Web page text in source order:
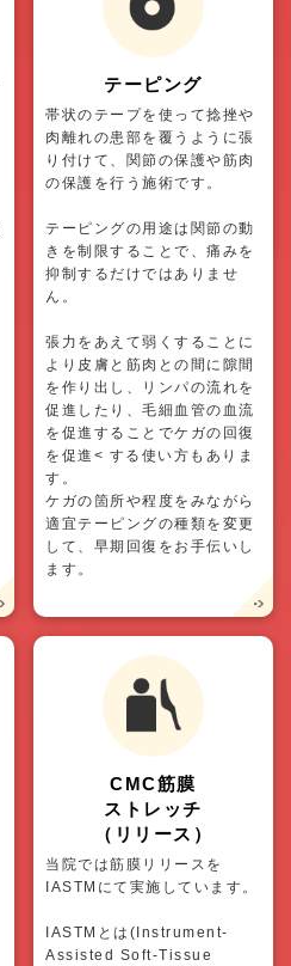
テーピング
帯状のテープを使って捻挫や
肉離れの患部を覆うように張
り付けて、関節の保護や筋肉
の保護を行う施術です。
テーピングの用途は関節の動
きを制限することで、痛みを
抑制するだけではありませ
ん。
張力をあえて弱くすることに
より皮膚と筋肉との間に隙間
を作り出し、リンパの流れを
促進したり、毛細血管の血流
を促進することでケガの回復
を促進< する使い方もありま
す。
ケガの箇所や程度をみながら
適宜テーピングの種類を変更
して、早期回復をお手伝いし
ます。
CMC筋膜
ストレッチ
（リリース）
当院では筋膜リリースを
IASTMにて実施しています。
IASTMとは(Instrument-
Assisted Soft-Tissue